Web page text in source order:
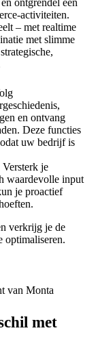
ontgrendel een
activiteiten.
– met realtime
met slimme
en ontvang
Deze functies
uw bedrijf is
Versterk je
waardevolle input
je proactief
verkrijg je de
optimaliseren.
met